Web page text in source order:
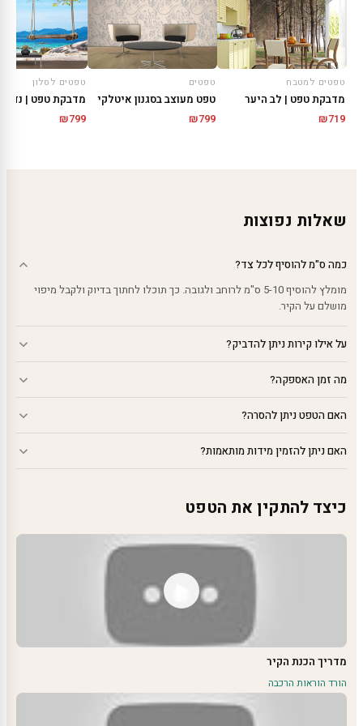
טפטים למטבח
מדבקת טפט | לב היער
₪719
טפטים
טפט מעוצב בסגנון איטלקי
₪799
טפטים לסלון
מדבקת טפט |
₪799
שאלות נפוצות
כמה ס"מ להוסיף לכל צד?
מומלץ להוסיף 5-10 ס"מ לרוחב ולגובה. כך תוכלו לחתוך בדיוק ולקבל מיפוי
מושלם על הקיר.
על אילו קירות ניתן להדביק?
מה זמן האספקה?
האם הטפט ניתן להסרה?
האם ניתן להזמין מידות מותאמות?
כיצד להתקין את הטפט
מדריך הכנת הקיר
הורד הוראות הרכבה